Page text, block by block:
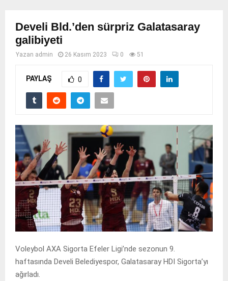
Develi Bld.’den sürpriz Galatasaray
galibiyeti
Yazan admin 26 Kasım 2023 0 51
PAYLAŞ 0
Voleybol AXA Sigorta Efeler Ligi’nde sezonun 9.
haftasında Develi Belediyespor, Galatasaray HDI Sigorta’yı
ağırladı.